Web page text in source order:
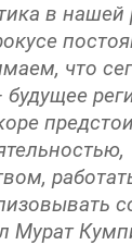
в нашей
что
Мурат